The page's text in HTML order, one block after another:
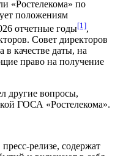
«Ростелекома» по
положениям
отчетные годы[1],
Совет директоров
в качестве даты, на
право на получение
другие вопросы,
ГОСА «Ростелекома».
релизе, содержат